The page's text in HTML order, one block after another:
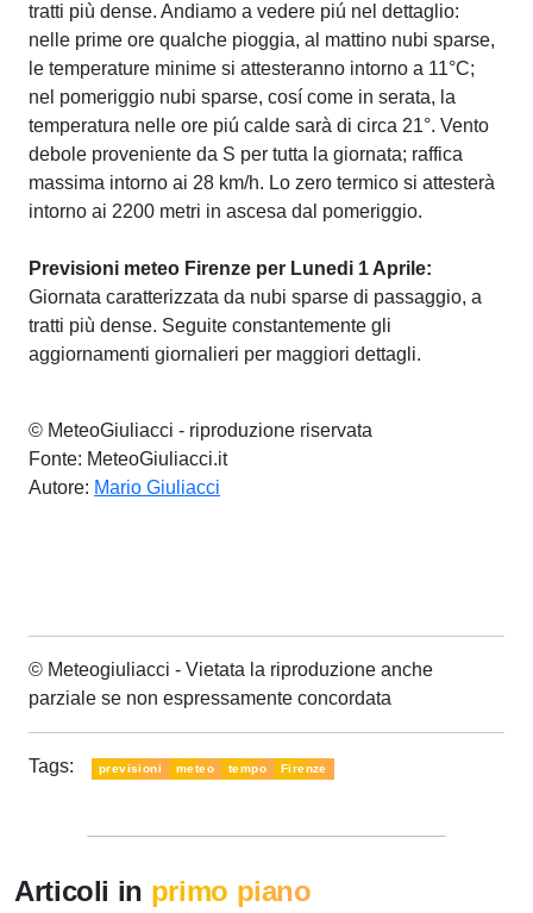
tratti più dense. Andiamo a vedere piú nel dettaglio:
nelle prime ore qualche pioggia, al mattino nubi sparse,
le temperature minime si attesteranno intorno a 11°C;
nel pomeriggio nubi sparse, cosí come in serata, la
temperatura nelle ore piú calde sarà di circa 21°. Vento
debole proveniente da S per tutta la giornata; raffica
massima intorno ai 28 km/h. Lo zero termico si attesterà
intorno ai 2200 metri in ascesa dal pomeriggio.
Previsioni meteo Firenze per Lunedi 1 Aprile:
Giornata caratterizzata da nubi sparse di passaggio, a
tratti più dense. Seguite constantemente gli
aggiornamenti giornalieri per maggiori dettagli.
© MeteoGiuliacci - riproduzione riservata
Fonte: MeteoGiuliacci.it
Autore: Mario Giuliacci
© Meteogiuliacci - Vietata la riproduzione anche
parziale se non espressamente concordata
Tags: previsioni meteo tempo Firenze
Articoli in primo piano